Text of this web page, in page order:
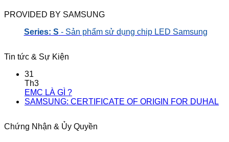
PROVIDED BY SAMSUNG
Series: S - Sản phẩm sử dụng chip LED Samsung
Tin tức & Sự Kiện
31
Th3
EMC LÀ GÌ ?
SAMSUNG: CERTIFICATE OF ORIGIN FOR DUHAL
Chứng Nhận & Ủy Quyền